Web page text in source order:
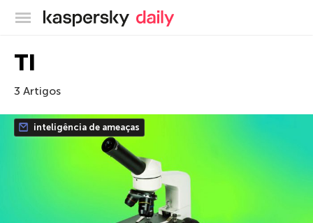
Blog oficial da Kaspersky
TI
3 Artigos
inteligência de ameaças